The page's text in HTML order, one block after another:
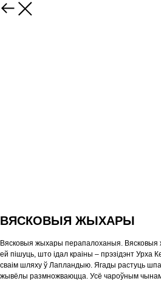
ВЯСКОВЫЯ ЖЫХАРЫ
Вясковыя жыхары перапалоханыя. Вясковыя
ей пішуць, што ідал краіны – прэзідэнт Урха
сваім шляху ў Лапландыю. Ягады растуць
жывёлы размножваюцца. Усё чароўным